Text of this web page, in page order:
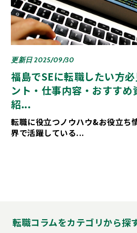
更新日 2025/09/30
福島でSEに転職したい方
ント・仕事内容・おすすめ
紹...
転職に役立つノウハウ&お役立ち
界で活躍している...
転職コラムをカテゴリから探